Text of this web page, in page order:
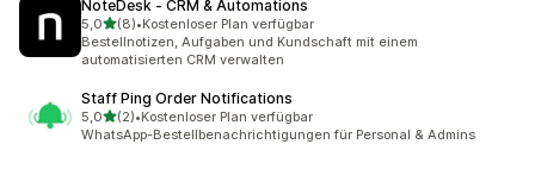
NoteDesk ‑ CRM & Automations
5,0von 5 Sternen
(8)
8 Rezensionen insgesamt
•Kostenloser Plan verfügbar
Bestellnotizen, Aufgaben und Kundschaft mit einem
automatisierten CRM verwalten
Staff Ping Order Notifications
5,0von 5 Sternen
(2)
2 Rezensionen insgesamt
•Kostenloser Plan verfügbar
WhatsApp-Bestellbenachrichtigungen für Personal & Admins